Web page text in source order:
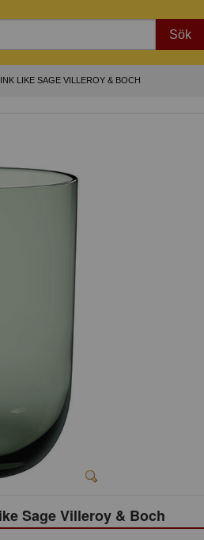
Sök
LIKE SAGE VILLEROY & BOCH
Sage Villeroy & Boch